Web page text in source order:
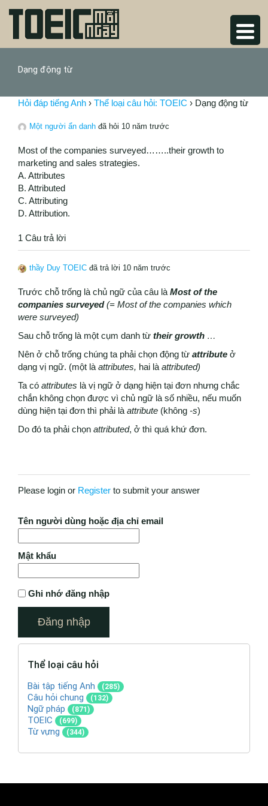
Dạng động từ
Hỏi đáp tiếng Anh › Thể loại câu hỏi: TOEIC › Dạng động từ
Một người ẩn danh đã hỏi 10 năm trước
Most of the companies surveyed……..their growth to
marketing and sales strategies.
A. Attributes
B. Attributed
C. Attributing
D. Attribution.
1 Câu trả lời
thầy Duy TOEIC đã trả lời 10 năm trước
Trước chỗ trống là chủ ngữ của câu là Most of the
companies surveyed(= Most of the companies which
were surveyed)
Sau chỗ trống là một cụm danh từ their growth …
Nên ở chỗ trống chúng ta phải chọn động từ attribute ở
dạng vị ngữ. (một là attributes, hai là attributed)
Ta có attributes là vị ngữ ở dạng hiện tại đơn nhưng chắc
chắn không chọn được vì chủ ngữ là số nhiều, nếu muốn
dùng hiện tại đơn thì phải là attribute (không -s)
Do đó ta phải chọn attributed, ở thì quá khứ đơn.
Please login or Register to submit your answer
Tên người dùng hoặc địa chỉ email
Mật khẩu
Ghi nhớ đăng nhập
Thể loại câu hỏi
Bài tập tiếng Anh (285)
Câu hỏi chung (132)
Ngữ pháp (871)
TOEIC (699)
Từ vựng (344)